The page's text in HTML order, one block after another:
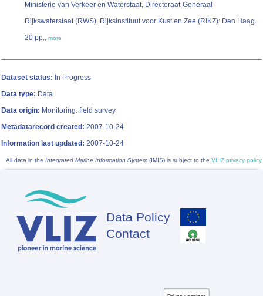
Ministerie van Verkeer en Waterstaat, Directoraat-Generaal
Rijkswaterstaat (RWS), Rijksinstituut voor Kust en Zee (RIKZ): Den Haag.
20 pp., more
Dataset status: In Progress
Data type: Data
Data origin: Monitoring: field survey
Metadatarecord created: 2007-10-24
Information last updated: 2007-10-24
All data in the Integrated Marine Information System (IMIS) is subject to the VLIZ privacy policy
Footer
Data Policy
Contact